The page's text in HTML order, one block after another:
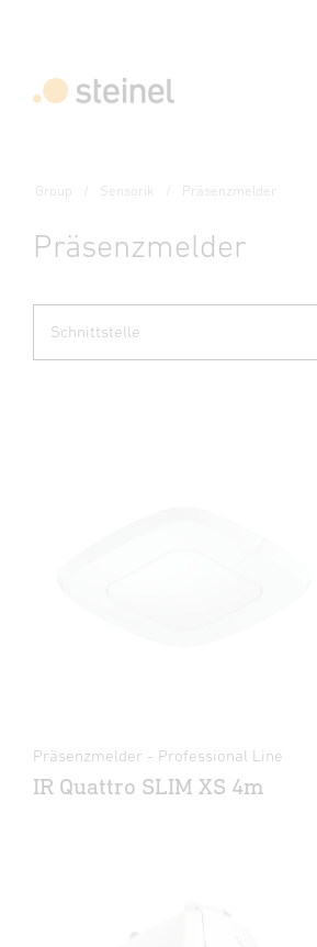
Group Sensorik Präsenzmelder
Präsenzmelder
Schnittstelle
Präsenzmelder - Professional Line
IR Quattro SLIM XS 4m